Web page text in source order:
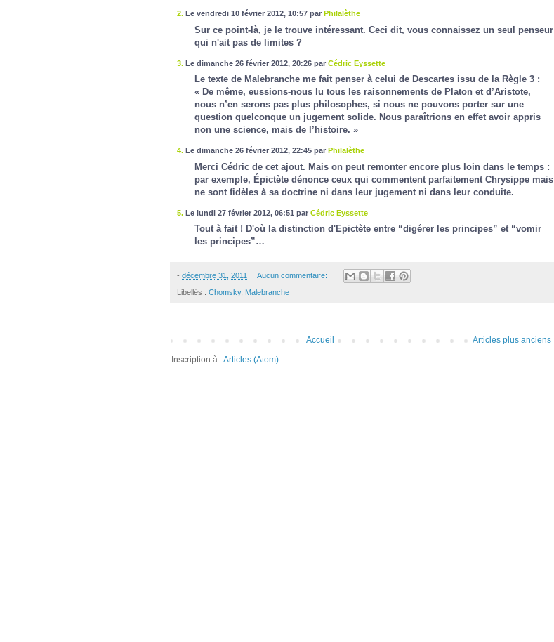
2. Le vendredi 10 février 2012, 10:57 par Philalèthe
Sur ce point-là, je le trouve intéressant. Ceci dit, vous connaissez un seul penseur
qui n'ait pas de limites ?
3. Le dimanche 26 février 2012, 20:26 par Cédric Eyssette
Le texte de Malebranche me fait penser à celui de Descartes issu de la Règle 3 :
« De même, eussions-nous lu tous les raisonnements de Platon et d’Aristote,
nous n’en serons pas plus philosophes, si nous ne pouvons porter sur une
question quelconque un jugement solide. Nous paraîtrions en effet avoir appris
non une science, mais de l’histoire. »
4. Le dimanche 26 février 2012, 22:45 par Philalèthe
Merci Cédric de cet ajout. Mais on peut remonter encore plus loin dans le temps :
par exemple, Épictète dénonce ceux qui commentent parfaitement Chrysippe mais
ne sont fidèles à sa doctrine ni dans leur jugement ni dans leur conduite.
5. Le lundi 27 février 2012, 06:51 par Cédric Eyssette
Tout à fait ! D'où la distinction d'Epictète entre “digérer les principes” et “vomir
les principes”…
- décembre 31, 2011 Aucun commentaire:
Libellés : Chomsky, Malebranche
Articles plus anciens
Accueil
Inscription à :Articles (Atom)